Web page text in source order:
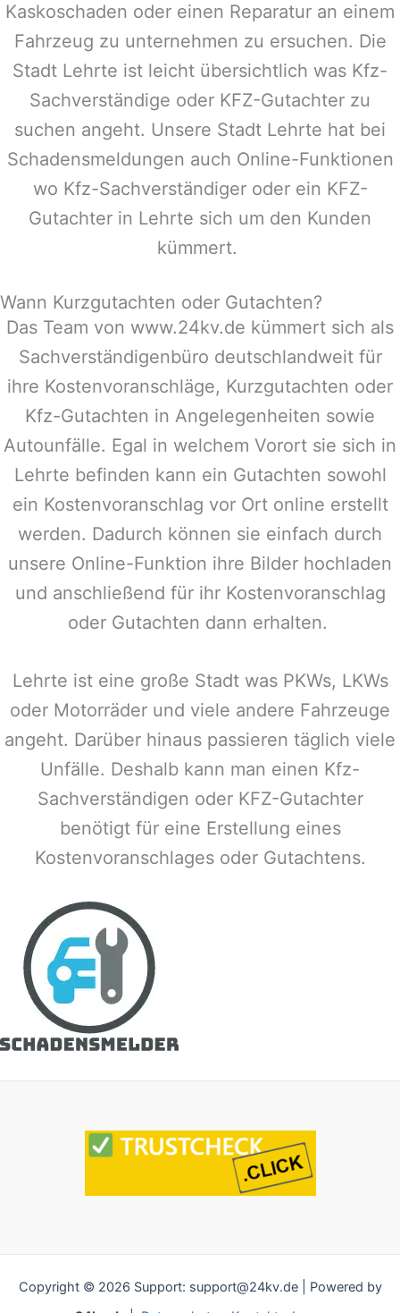
Kaskoschaden oder einen Reparatur an einem
Fahrzeug zu unternehmen zu ersuchen. Die
Stadt Lehrte ist leicht übersichtlich was Kfz-
Sachverständige oder KFZ-Gutachter zu
suchen angeht. Unsere Stadt Lehrte hat bei
Schadensmeldungen auch Online-Funktionen
wo Kfz-Sachverständiger oder ein KFZ-
Gutachter in Lehrte sich um den Kunden
kümmert.
Wann Kurzgutachten oder Gutachten?
Das Team von www.24kv.de kümmert sich als
Sachverständigenbüro deutschlandweit für
ihre Kostenvoranschläge, Kurzgutachten oder
Kfz-Gutachten in Angelegenheiten sowie
Autounfälle. Egal in welchem Vorort sie sich in
Lehrte befinden kann ein Gutachten sowohl
ein Kostenvoranschlag vor Ort online erstellt
werden. Dadurch können sie einfach durch
unsere Online-Funktion ihre Bilder hochladen
und anschließend für ihr Kostenvoranschlag
oder Gutachten dann erhalten.
Lehrte ist eine große Stadt was PKWs, LKWs
oder Motorräder und viele andere Fahrzeuge
angeht. Darüber hinaus passieren täglich viele
Unfälle. Deshalb kann man einen Kfz-
Sachverständigen oder KFZ-Gutachter
benötigt für eine Erstellung eines
Kostenvoranschlages oder Gutachtens.
Copyright © 2026 Support: support@24kv.de | Powered by